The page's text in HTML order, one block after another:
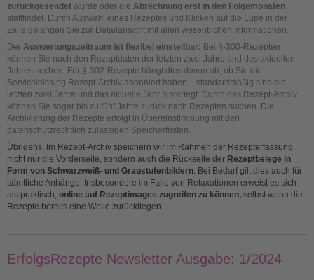
zurückgesendet wurde oder die Abrechnung erst in den Folgemonaten
stattfindet. Durch Auswahl eines Rezeptes und Klicken auf die Lupe in der
Zeile gelangen Sie zur Detailansicht mit allen wesentlichen Informationen.
Der Auswertungszeitraum ist flexibel einstellbar: Bei §-300-Rezepten
können Sie nach den Rezeptdaten der letzten zwei Jahre und des aktuellen
Jahres suchen. Für §-302-Rezepte hängt dies davon ab, ob Sie die
Serviceleistung Rezept-Archiv abonniert haben – standardmäßig sind die
letzten zwei Jahre und das aktuelle Jahr hinterlegt. Durch das Rezept-Archiv
können Sie sogar bis zu fünf Jahre zurück nach Rezepten suchen. Die
Archivierung der Rezepte erfolgt in Übereinstimmung mit den
datenschutzrechtlich zulässigen Speicherfristen.
Übrigens: Im Rezept-Archiv speichern wir im Rahmen der Rezepterfassung
nicht nur die Vorderseite, sondern auch die Rückseite der Rezeptbelege in
Form von Schwarzweiß- und Graustufenbildern. Bei Bedarf gilt dies auch für
sämtliche Anhänge. Insbesondere im Falle von Retaxationen erweist es sich
als praktisch, online auf Rezeptimages zugreifen zu können, selbst wenn die
Rezepte bereits eine Weile zurückliegen.
ErfolgsRezepte Newsletter Ausgabe: 1/2024